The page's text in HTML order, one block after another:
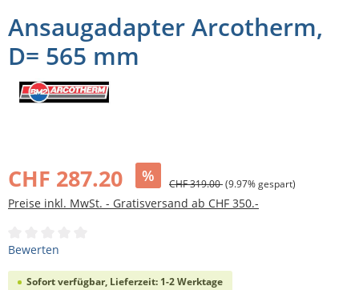
Ansaugadapter Arcotherm,
D= 565 mm
CHF 287.20 % CHF 319.00(9.97% gespart)
Preise inkl. MwSt. - Gratisversand ab CHF 350.-
Durchschnittliche Bewertung von 0 von 5 Sternen
Bewerten
Sofort verfügbar, Lieferzeit: 1-2 Werktage